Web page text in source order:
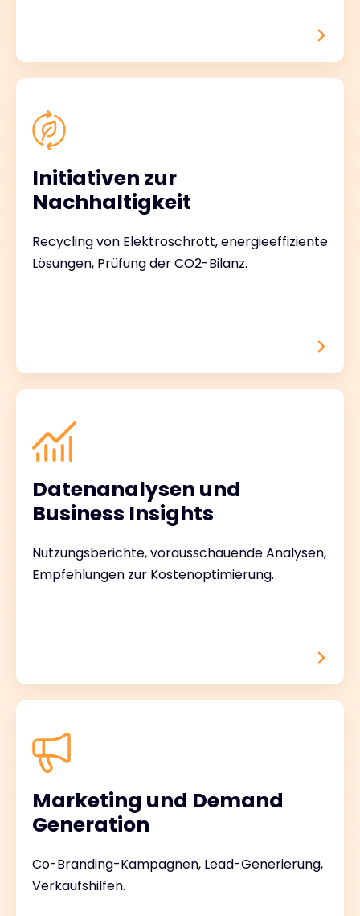
Initiativen zur
Nachhaltigkeit
Recycling von Elektroschrott, energieeffiziente
Lösungen, Prüfung der CO2-Bilanz.
Datenanalysen und
Business Insights
Nutzungsberichte, vorausschauende Analysen,
Empfehlungen zur Kostenoptimierung.
Marketing und Demand
Generation
Co-Branding-Kampagnen, Lead-Generierung,
Verkaufshilfen.